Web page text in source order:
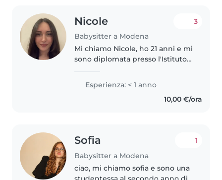
Nicole
Babysitter a Modena
3
Mi chiamo Nicole, ho 21 anni e mi
sono diplomata presso l'Istituto
passato ho lavorato per tre mesi
come educatrice in un asilo nido,
Esperienza: < 1 anno
10,00 €/ora
Sofia
Babysitter a Modena
1
ciao, mi chiamo sofia e sono una